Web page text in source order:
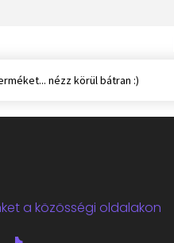
nézz körül bátran :)
a közösségi oldalakon